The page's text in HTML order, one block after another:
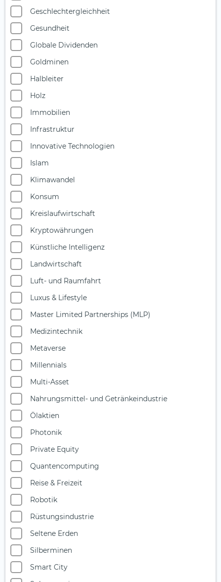
Geschlechtergleichheit
Gesundheit
Globale Dividenden
Goldminen
Halbleiter
Holz
Immobilien
Infrastruktur
Innovative Technologien
Islam
Klimawandel
Konsum
Kreislaufwirtschaft
Kryptowährungen
Künstliche Intelligenz
Landwirtschaft
Luft- und Raumfahrt
Luxus & Lifestyle
Master Limited Partnerships (MLP)
Medizintechnik
Metaverse
Millennials
Multi-Asset
Nahrungsmittel- und Getränkeindustrie
Ölaktien
Photonik
Private Equity
Quantencomputing
Reise & Freizeit
Robotik
Rüstungsindustrie
Seltene Erden
Silberminen
Smart City